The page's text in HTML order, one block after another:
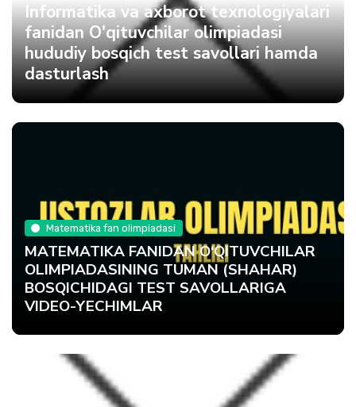
Informatika va axborot texnologiyalari
fanidan O'qituvchilar olimpiadasi
hududiy bosqich test savollari hamda
dasturlash
Matematika fan olimpiadasi
MATEMATIKA FANIDAN O‘QITUVCHILAR
OLIMPIADASINING TUMAN (SHAHAR)
BOSQICHIDAGI TEST SAVOLLARIGA
VIDEO-YECHIMLAR